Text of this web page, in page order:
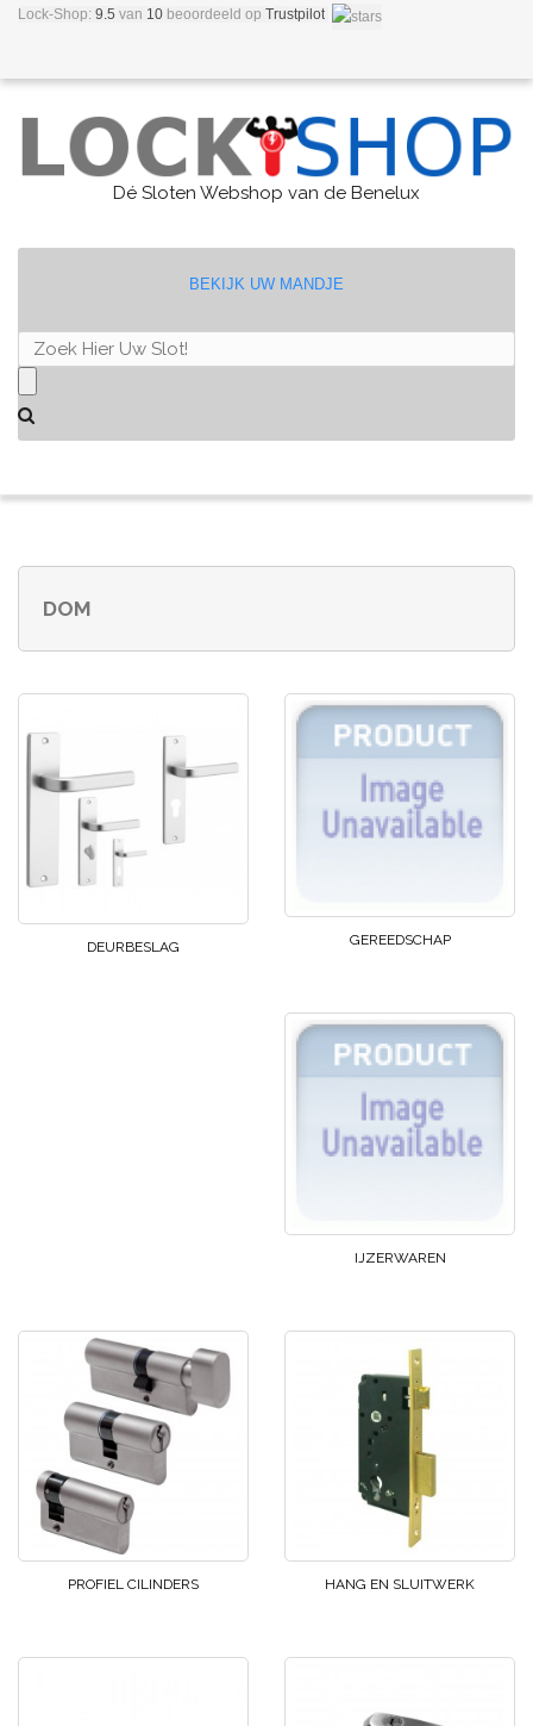
Lock-Shop: 9.5 van 10 beoordeeld op Trustpilot
Dé Sloten Webshop van de Benelux
BEKIJK UW MANDJE
DOM
DEURBESLAG GEREEDSCHAP
IJZERWAREN
PROFIEL CILINDERS HANG EN SLUITWERK